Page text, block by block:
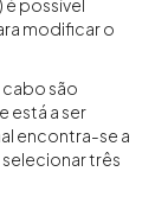
é possível
modificar o
cabo são
está a ser
encontra-se a
três